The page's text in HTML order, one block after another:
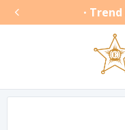
 •